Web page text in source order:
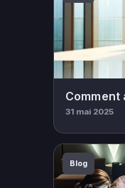
Comment
31 mai 2025
Blog